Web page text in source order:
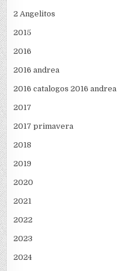
2 Angelitos
2015
2016
2016 andrea
2016 catalogos 2016
2017
2017 primavera
2018
2019
2020
2021
2022
2023
2024